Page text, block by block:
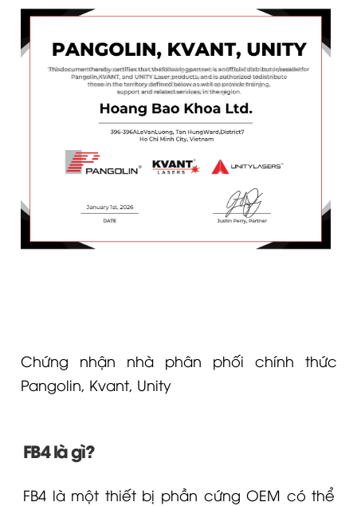
Chứng nhận nhà phân phối chính thức
Pangolin, Kvant, Unity
FB4 là gì?
FB4 là một thiết bị phần cứng OEM có thể